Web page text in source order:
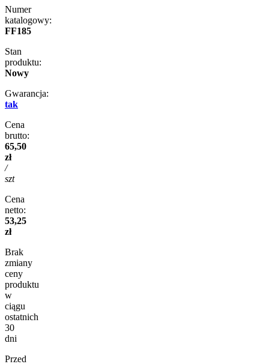
Numer
katalogowy:
FF185
Stan
produktu:
Nowy
Gwarancja:
tak
Cena
brutto:
65,50
zł
/
szt
Cena
netto:
53,25
zł
Brak
zmiany
ceny
produktu
w
ciągu
ostatnich
30
dni
Przed